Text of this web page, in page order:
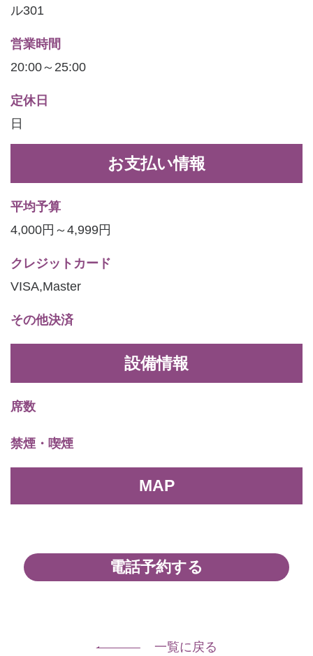
ル301
営業時間
20:00～25:00
定休日
日
お支払い情報
平均予算
4,000円～4,999円
クレジットカード
VISA,Master
その他決済
設備情報
席数
禁煙・喫煙
MAP
電話予約する
一覧に戻る